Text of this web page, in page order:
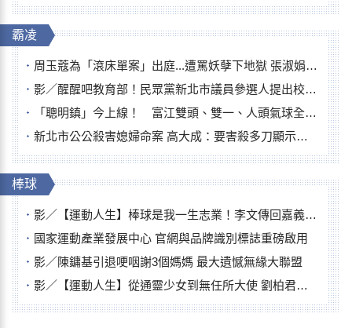
霸凌
周玉蔻為「滾床單案」出庭...遭罵妖孽下地獄 張淑娟批：舌頭殺人有罪
影／醒醒吧教育部！民眾黨新北市議員參選人提出校園反毒防線升級政見
「聰明鎮」今上線！ 富江雙頭、雙一、人頭氣球全登場
新北市公公殺害媳婦命案 高大成：要害殺多刀顯示怨恨深
棒球
影／【運動人生】棒球是我一生志業！李文傳回嘉義扎根點亮KANO精神
國家運動產業發展中心 官網與品牌識別標誌重磅啟用
影／陳鏞基引退哽咽謝3個媽媽 最大遺憾無緣大聯盟
影／【運動人生】從通靈少女到無任所大使 劉柏君女裁判人生國際發光